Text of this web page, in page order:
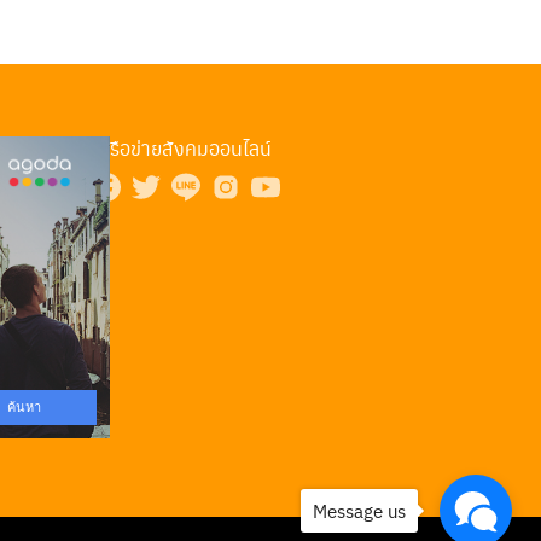
เครือข่ายสังคมออนไลน์
Message us